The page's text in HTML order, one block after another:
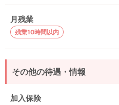
月残業
残業10時間以内
その他の待遇・情報
加入保険